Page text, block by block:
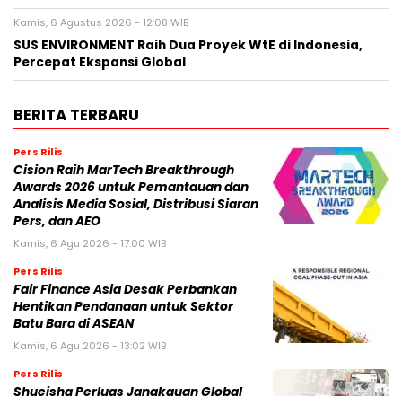
Kamis, 6 Agustus 2026 - 12:08 WIB
SUS ENVIRONMENT Raih Dua Proyek WtE di Indonesia,
Percepat Ekspansi Global
BERITA TERBARU
Pers Rilis
Cision Raih MarTech Breakthrough
Awards 2026 untuk Pemantauan dan
Analisis Media Sosial, Distribusi Siaran
Pers, dan AEO
Kamis, 6 Agu 2026 - 17:00 WIB
Pers Rilis
Fair Finance Asia Desak Perbankan
Hentikan Pendanaan untuk Sektor
Batu Bara di ASEAN
Kamis, 6 Agu 2026 - 13:02 WIB
Pers Rilis
Shueisha Perluas Jangkauan Global